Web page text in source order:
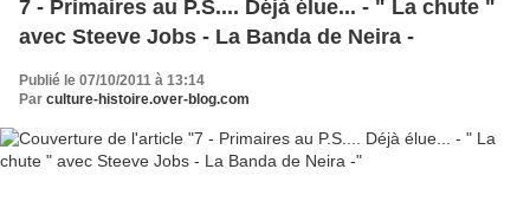
7 - Primaires au P.S.... Déjà élue... - " La chute "
avec Steeve Jobs - La Banda de Neira -
Publié le 07/10/2011 à 13:14
Par culture-histoire.over-blog.com